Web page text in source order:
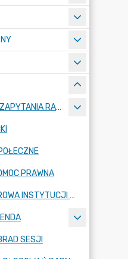
INTERPELACJE I ZAPYTANIA RADNYCH
PRAWNA
KSIĘGA REJESTROWA INSTYTUCJI KULTURY
SESJI